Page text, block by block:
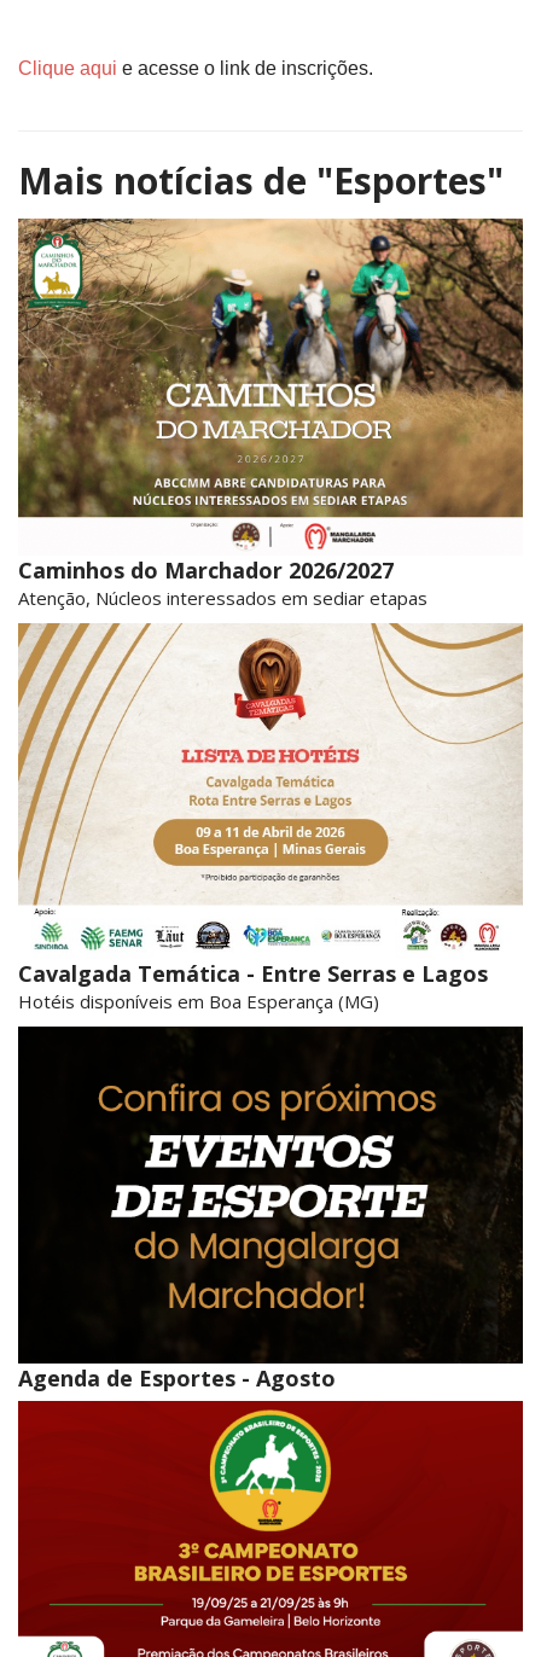
Clique aqui e acesse o link de inscrições.
Mais notícias de "Esportes"
Caminhos do Marchador 2026/2027
Atenção, Núcleos interessados em sediar etapas
Cavalgada Temática - Entre Serras e Lagos
Hotéis disponíveis em Boa Esperança (MG)
Agenda de Esportes - Agosto